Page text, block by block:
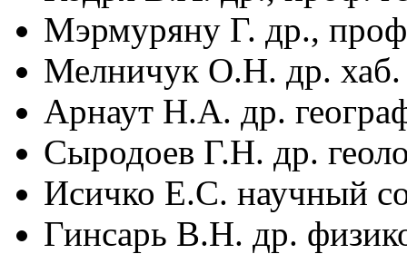
Мэрмуряну Г. др.,
Мелничук О.Н. др. хаб.
Арнаут Н.А. др.
Сыродоев Г.Н. др.
Исичко Е.С. научный
Гинсарь В.Н. др.